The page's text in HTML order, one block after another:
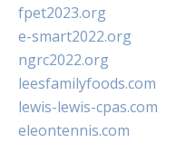
fpet2023.org
e-smart2022.org
ngrc2022.org
leesfamilyfoods.com
lewis-lewis-cpas.com
eleontennis.com